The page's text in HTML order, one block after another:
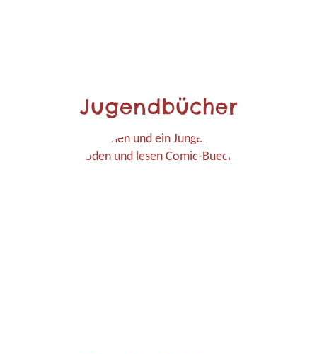
Jugendbücher